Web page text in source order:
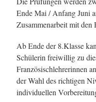
Ende Mai / Anfang Juni
Zusammenarbeit mit den
Ab Ende der 8.Klasse
Schülerin freiwillig zu
Französischlehrerinnen
der Wahl des richtigen
individuellen